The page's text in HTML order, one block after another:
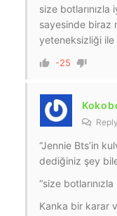
size
sayesinde biraz
yeteneksizliği
-25
“Jennie Bts’in
dediğiniz şey
“size
Kanka bir karar